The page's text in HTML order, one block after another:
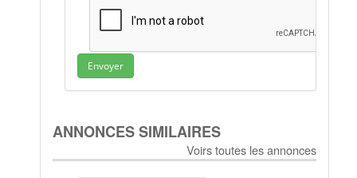
Envoyer
ANNONCES SIMILAIRES
Voirs toutes les annonces